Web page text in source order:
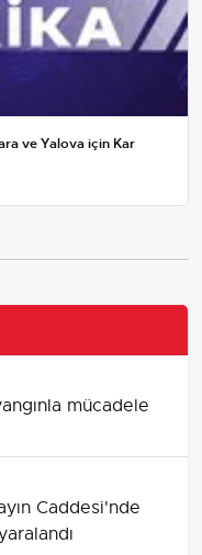
ve Yalova için Kar
mücadele
Caddesi'nde